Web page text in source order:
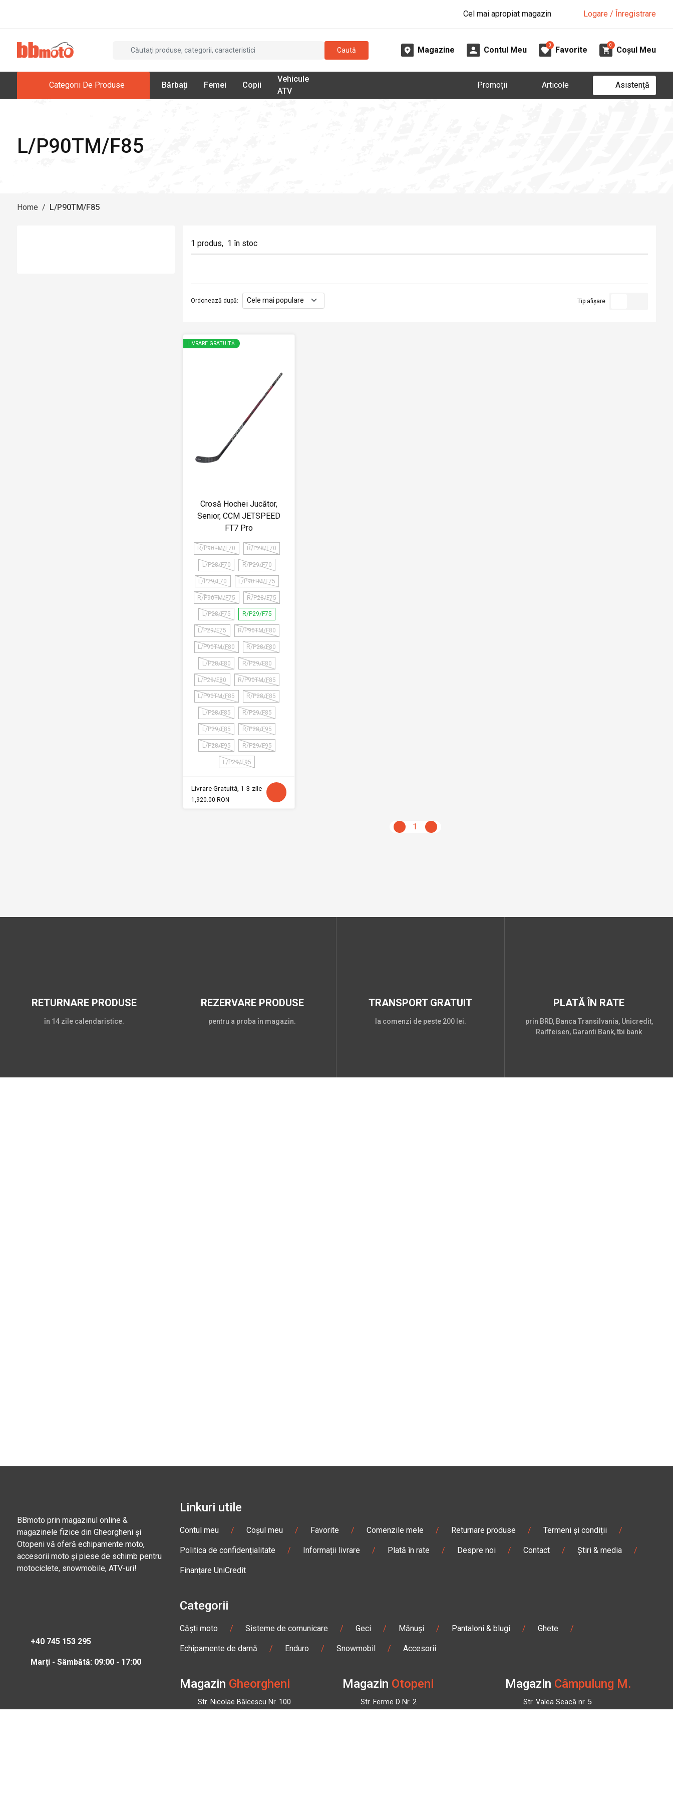
Cel mai apropiat magazin Logare / Înregistrare
Caută Magazine Contul Meu
0
Favorite
0
Coșul Meu
Categorii De Produse Bărbați Femei Copii
Vehicule
ATV
Promoții Articole Asistență
L/P90TM/F85
Home / L/P90TM/F85
1 produs, 1 în stoc
Ordonează după: Tip afișare
LIVRARE GRATUITĂ
Crosă Hochei Jucător,
Senior, CCM JETSPEED
FT7 Pro
R/P90TM/F70 R/P28/F70
L/P28/F70 R/P29/F70
L/P29/F70 L/P90TM/F75
R/P90TM/F75 R/P28/F75
L/P28/F75 R/P29/F75
L/P29/F75 R/P90TM/F80
L/P90TM/F80 R/P28/F80
L/P28/F80 R/P29/F80
L/P29/F80 R/P90TM/F85
L/P90TM/F85 R/P28/F85
L/P28/F85 R/P29/F85
L/P29/F85 R/P28/F95
L/P28/F95 R/P29/F95
L/P29/F95
Livrare Gratuită, 1-3 zile
1,920.00 RON
1
RETURNARE PRODUSE
în 14 zile calendaristice.
REZERVARE PRODUSE
pentru a proba în magazin.
TRANSPORT GRATUIT
la comenzi de peste 200 lei.
PLATĂ ÎN RATE
prin BRD, Banca Transilvania, Unicredit,
Raiffeisen, Garanti Bank, tbi bank
BBmoto prin magazinul online &
magazinele fizice din Gheorgheni și
Otopeni vă oferă echipamente moto,
accesorii moto și piese de schimb pentru
motociclete, snowmobile, ATV-uri!
+40 745 153 295
Marți - Sâmbătă: 09:00 - 17:00
Linkuri utile
Contul meu / Coșul meu / Favorite / Comenzile mele / Returnare produse / Termeni și condiții /
Politica de confidențialitate / Informații livrare / Plată în rate / Despre noi / Contact / Știri & media /
Finanțare UniCredit
Categorii
Căști moto / Sisteme de comunicare / Geci / Mănuși / Pantaloni & blugi / Ghete /
Echipamente de damă / Enduro / Snowmobil / Accesorii
Magazin Gheorgheni
Str. Nicolae Bălcescu Nr. 100
Magazin Otopeni
Str. Ferme D Nr. 2
Magazin Câmpulung M.
Str. Valea Seacă nr. 5